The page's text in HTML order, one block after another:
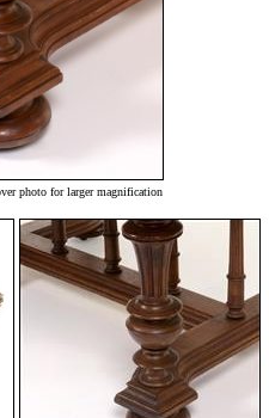
photo for larger magnification